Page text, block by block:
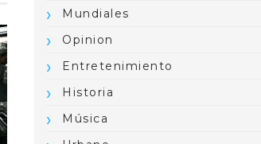
Mundiales
Opinion
Entretenimiento
Historia
Música